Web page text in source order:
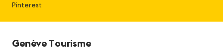
Pinterest
Genève Tourisme